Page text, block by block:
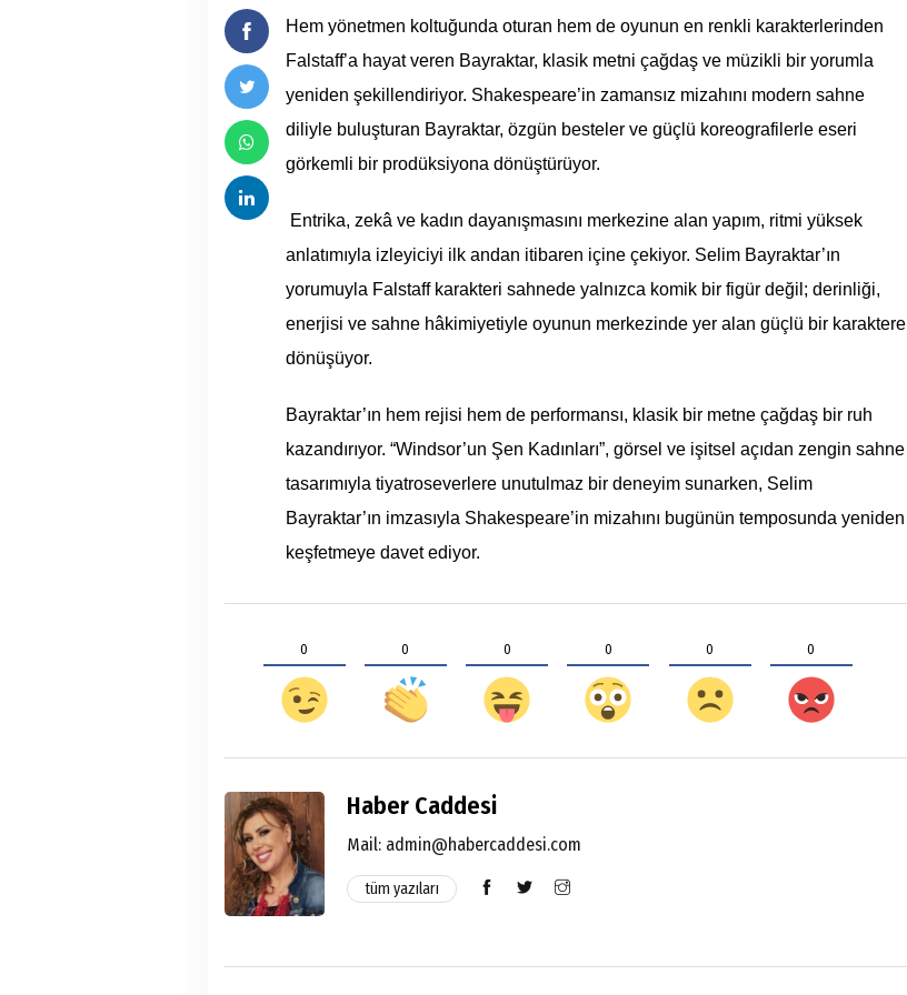
Hem yönetmen koltuğunda oturan hem de oyunun en renkli karakterlerinden
Falstaff’a hayat veren Bayraktar, klasik metni çağdaş ve müzikli bir yorumla
yeniden şekillendiriyor. Shakespeare’in zamansız mizahını modern sahne
diliyle buluşturan Bayraktar, özgün besteler ve güçlü koreografilerle eseri
görkemli bir prodüksiyona dönüştürüyor.
Entrika, zekâ ve kadın dayanışmasını merkezine alan yapım, ritmi yüksek
anlatımıyla izleyiciyi ilk andan itibaren içine çekiyor. Selim Bayraktar’ın
yorumuyla Falstaff karakteri sahnede yalnızca komik bir figür değil; derinliği,
enerjisi ve sahne hâkimiyetiyle oyunun merkezinde yer alan güçlü bir karaktere
dönüşüyor.
Bayraktar’ın hem rejisi hem de performansı, klasik bir metne çağdaş bir ruh
kazandırıyor. “Windsor’un Şen Kadınları”, görsel ve işitsel açıdan zengin sahne
tasarımıyla tiyatroseverlere unutulmaz bir deneyim sunarken, Selim
Bayraktar’ın imzasıyla Shakespeare’in mizahını bugünün temposunda yeniden
keşfetmeye davet ediyor.
0 0 0 0 0 0
Haber Caddesi
Mail: admin@habercaddesi.com
tüm yazıları